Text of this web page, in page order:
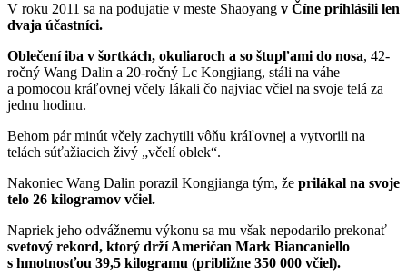
V roku 2011 sa na podujatie v meste Shaoyang v Číne prihlásili len
dvaja účastníci.
Oblečení iba v šortkách, okuliaroch a so štupľami do nosa, 42-
ročný Wang Dalin a 20-ročný Lc Kongjiang, stáli na váhe
a pomocou kráľovnej včely lákali čo najviac včiel na svoje telá za
jednu hodinu.
Behom pár minút včely zachytili vôňu kráľovnej a vytvorili na
telách súťažiacich živý „včelí oblek“.
Nakoniec Wang Dalin porazil Kongjianga tým, že prilákal na svoje
telo 26 kilogramov včiel.
Napriek jeho odvážnemu výkonu sa mu však nepodarilo prekonať
svetový rekord, ktorý drží Američan Mark Biancaniello
s hmotnosťou 39,5 kilogramu (približne 350 000 včiel).